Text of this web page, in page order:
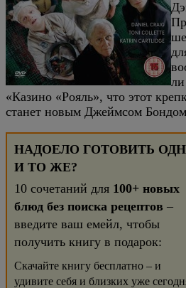
«Казино «Рояль», что этот
станет новым Джеймсом
НАДОЕЛО ГОТОВИТЬ
И ТО ЖЕ?
10 сочетаний для 100+ новых
блюд без поиска рецептов –
введите ваш емейл, чтобы
получить книгу в подарок:
Скачайте книгу бесплатно – и
удивите себя и близких уже